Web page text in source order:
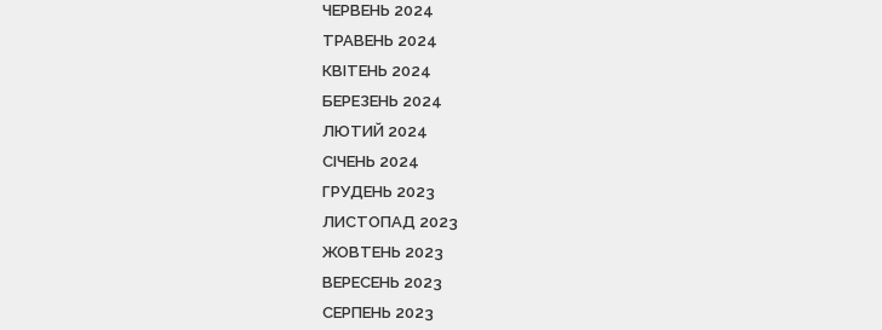
ЧЕРВЕНЬ 2024
ТРАВЕНЬ 2024
КВІТЕНЬ 2024
БЕРЕЗЕНЬ 2024
ЛЮТИЙ 2024
СІЧЕНЬ 2024
ГРУДЕНЬ 2023
ЛИСТОПАД 2023
ЖОВТЕНЬ 2023
ВЕРЕСЕНЬ 2023
СЕРПЕНЬ 2023